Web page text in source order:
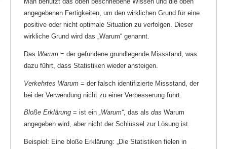
angegebenen Fertigkeiten, um den wirklichen Grund für eine
positive oder nicht optimale Situation zu verfolgen. Dieser
wirkliche Grund wird das „Warum“ genannt.
Das Warum = der gefundene grundlegende Missstand, was
dazu führt, dass Statistiken wieder ansteigen.
Verkehrtes Warum = der falsch identifizierte Missstand, der
bei der Verwendung nicht zu einer Verbesserung führt.
Bloße Erklärung = ist ein „Warum“, das als das Warum
angegeben wird, aber nicht der Schlüssel zur Lösung ist.
Beispiel: Eine bloße Erklärung: „Die Statistiken fielen in